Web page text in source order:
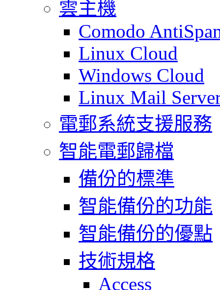
雲主機
Comodo
Linux Cloud
Windows Cloud
Linux Mail
電郵系統支援服務
智能電郵歸檔
備份的標準
智能備份的功能
智能備份的優點
技術規格
Access